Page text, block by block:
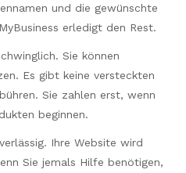
und die gewünschte
erledigt den Rest.
Sie können
Es gibt keine versteckten
Sie zahlen erst, wenn
beginnen.
Ihre Website wird
Sie jemals Hilfe benötigen,